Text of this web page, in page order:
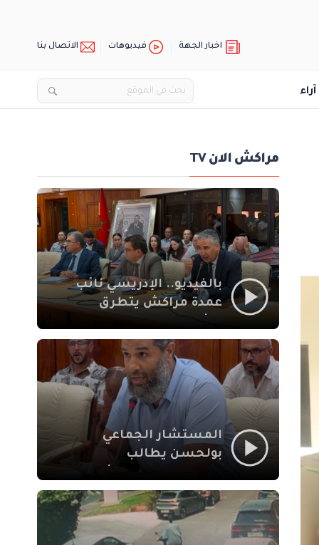
اخبار الجهة فيديوهات الاتصال بنا
آراء
مراكش الان TV
بالفيديو.. الإدريسي نائب
عمدة مراكش يتطرق
الاجتماعي في نقل
المحطة الطرقية إلى
العزوزية
المستشار الجماعي
بولحسن يطالب
أشغال شارع علال
الفاسي بمراكش